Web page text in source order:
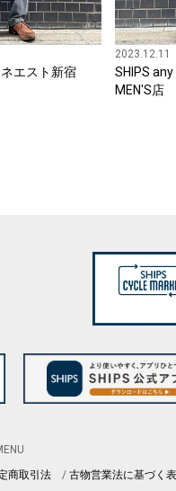
エスト新宿
2023.12.11
SHIPS
MEN'S店
商取引法 古物営業法に基づく